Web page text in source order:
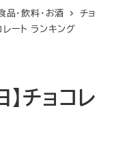
品・飲料・お酒
チョ
レート ランキング
チョコレ